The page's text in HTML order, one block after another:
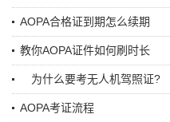
AOPA合格证到期怎么续期
教你AOPA证件如何刷时长
为什么要考无人机驾照证?
AOPA考证流程